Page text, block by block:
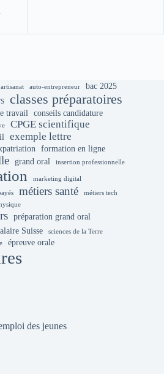
artisanat auto-entrepreneur bac 2025
classes préparatoires
travail
conseils candidature
CPGE scientifique
exemple lettre
formation en ligne
grand oral insertion professionnelle
marketing digital
métiers santé métiers tech
préparation grand oral
Suisse sciences de la Terre
épreuve orale
des jeunes